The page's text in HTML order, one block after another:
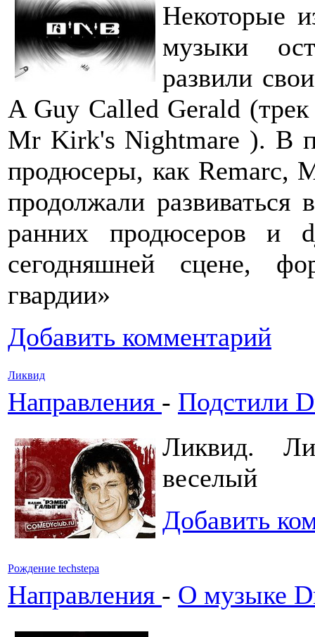
Некоторые
музыки
развили
A Guy Called Gerald
Mr Kirk's Nightmare ). В
продюсеры, как Remarc,
продолжали
ранних продюсеров
сегодняшней сцене,
гвардии»
Добавить комментарий
Ликвид
Направления - Подстили
Ликвид.
веселый
Добавить
Рождение techstepа
Направления - О музыке